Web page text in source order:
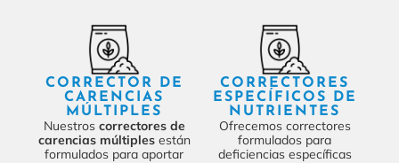
CORRECTOR DE
CARENCIAS
MÚLTIPLES
Nuestros correctores de
carencias múltiplesestán
formulados para aportar
CORRECTORES
ESPECÍFICOS DE
NUTRIENTES
Ofrecemos correctores
formulados para
deficiencias específicas